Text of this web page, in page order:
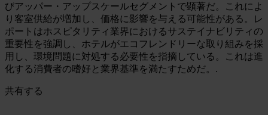
びアッパー・アップスケールセグメントで顕著だ。これによ
り客室供給が増加し、価格に影響を与える可能性がある。レ
ポートはホスピタリティ業界におけるサステイナビリティの
重要性を強調し、ホテルがエコフレンドリーな取り組みを採
用し、環境問題に対処する必要性を指摘している。これは進
化する消費者の嗜好と業界基準を満たすためだ。.
共有する